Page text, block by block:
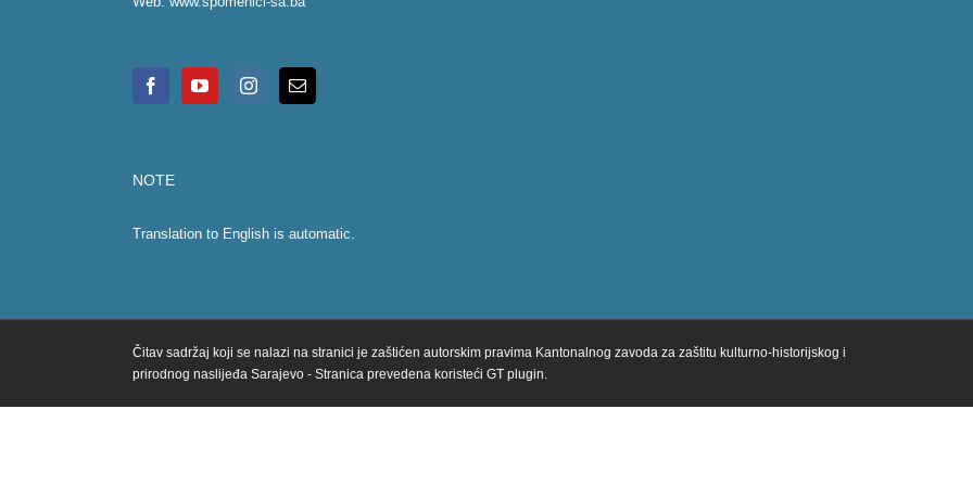
NOTE
Translation to English is automatic.
Čitav sadržaj koji se nalazi na stranici je zaštićen autorskim pravima Kantonalnog zavoda za zaštitu kulturno-historijskog i
prirodnog naslijeđa Sarajevo - Stranica prevedena koristeći GT plugin.